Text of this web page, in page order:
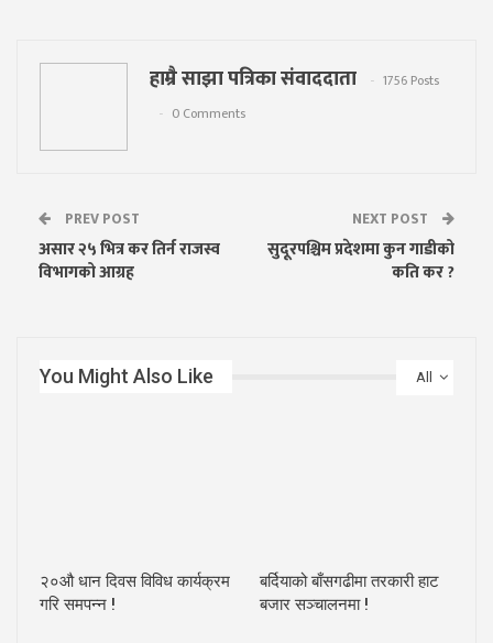
हाम्रै साझा पत्रिका संवाददाता
1756 Posts
0 Comments
PREV POST
असार २५ भित्र कर तिर्न राजस्व
विभागको आग्रह
NEXT POST
सुदूरपश्चिम प्रदेशमा कुन गाडीको
कति कर ?
All
You Might Also Like
२०औ धान दिवस विविध कार्यक्रम
गरि समपन्न !
बर्दियाको बाँसगढीमा तरकारी हाट
बजार सञ्चालनमा !